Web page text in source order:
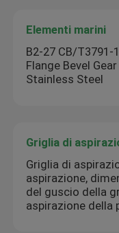
Elementi marini
B2-27 CB/T3791-
Flange Bevel
Stainless Steel
Griglia di
Griglia di
aspirazione,
del guscio della
aspirazione della